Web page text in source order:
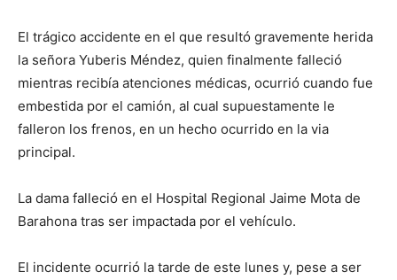
El trágico accidente en el que resultó gravemente herida
la señora Yuberis Méndez, quien finalmente falleció
mientras recibía atenciones médicas, ocurrió cuando fue
embestida por el camión, al cual supuestamente le
falleron los frenos, en un hecho ocurrido en la via
principal.
La dama falleció en el Hospital Regional Jaime Mota de
Barahona tras ser impactada por el vehículo.
El incidente ocurrió la tarde de este lunes y, pese a ser